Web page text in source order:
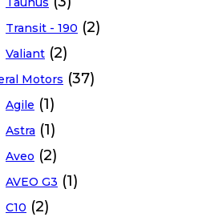
Transit - 190 (2)
Valiant (2)
Motors (37)
Agile (1)
Astra (1)
Aveo (2)
AVEO G3 (1)
C10 (2)